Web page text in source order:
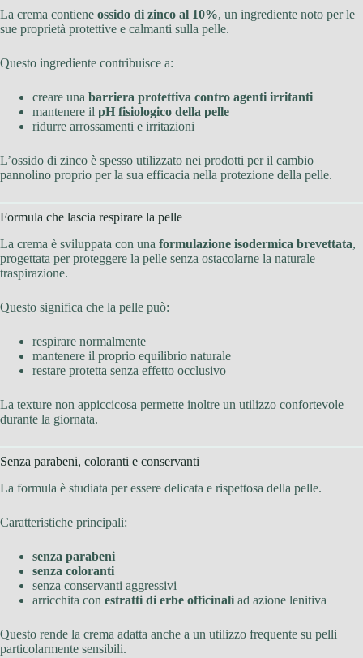
La crema contiene ossido di zinco al 10%, un ingrediente noto per le
sue proprietà protettive e calmanti sulla pelle.
Questo ingrediente contribuisce a:
creare una barriera protettiva contro agenti irritanti
mantenere il pH fisiologico della pelle
ridurre arrossamenti e irritazioni
L’ossido di zinco è spesso utilizzato nei prodotti per il cambio
pannolino proprio per la sua efficacia nella protezione della pelle.
Formula che lascia respirare la pelle
La crema è sviluppata con una formulazione isodermica brevettata,
progettata per proteggere la pelle senza ostacolarne la naturale
traspirazione.
Questo significa che la pelle può:
respirare normalmente
mantenere il proprio equilibrio naturale
restare protetta senza effetto occlusivo
La texture non appiccicosa permette inoltre un utilizzo confortevole
durante la giornata.
Senza parabeni, coloranti e conservanti
La formula è studiata per essere delicata e rispettosa della pelle.
Caratteristiche principali:
senza parabeni
senza coloranti
senza conservanti aggressivi
arricchita con estratti di erbe officinali ad azione lenitiva
Questo rende la crema adatta anche a un utilizzo frequente su pelli
particolarmente sensibili.